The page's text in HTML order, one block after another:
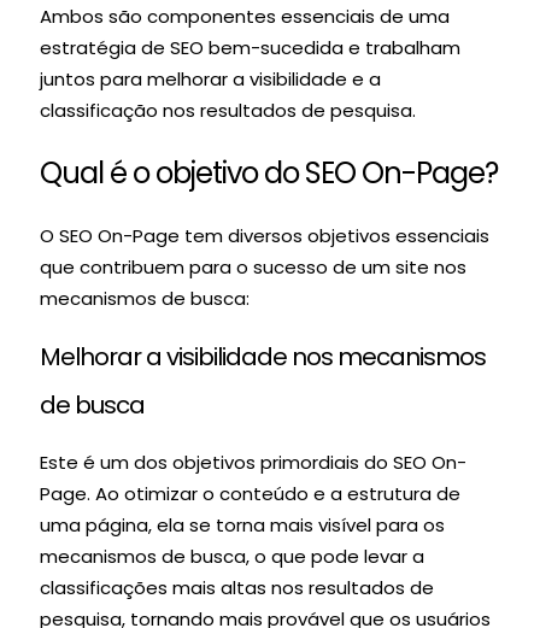
Ambos são componentes essenciais de uma
estratégia de SEO bem-sucedida e trabalham
juntos para melhorar a visibilidade e a
classificação nos resultados de pesquisa.
Qual é o objetivo do SEO On-Page?
O SEO On-Page tem diversos objetivos essenciais
que contribuem para o sucesso de um site nos
mecanismos de busca:
Melhorar a visibilidade nos mecanismos
de busca
Este é um dos objetivos primordiais do SEO On-
Page. Ao otimizar o conteúdo e a estrutura de
uma página, ela se torna mais visível para os
mecanismos de busca, o que pode levar a
classificações mais altas nos resultados de
pesquisa, tornando mais provável que os usuários